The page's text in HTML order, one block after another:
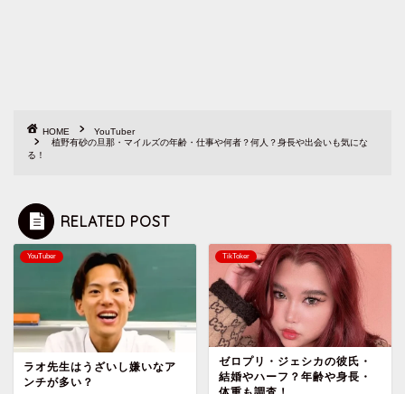
HOME
YouTuber
植野有砂の旦那・マイルズの年齢・仕事や何者？何人？身長や出会いも気にな
る！
RELATED POST
YouTuber
ラオ先生はうざいし嫌いなア
ンチが多い？
TikToker
ゼロプリ・ジェシカの彼氏・
結婚やハーフ？年齢や身長・